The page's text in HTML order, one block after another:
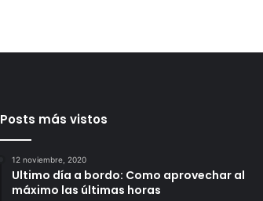
Posts más vistos
12 noviembre, 2020
Ultimo día a bordo: Como aprovechar al
máximo las últimas horas